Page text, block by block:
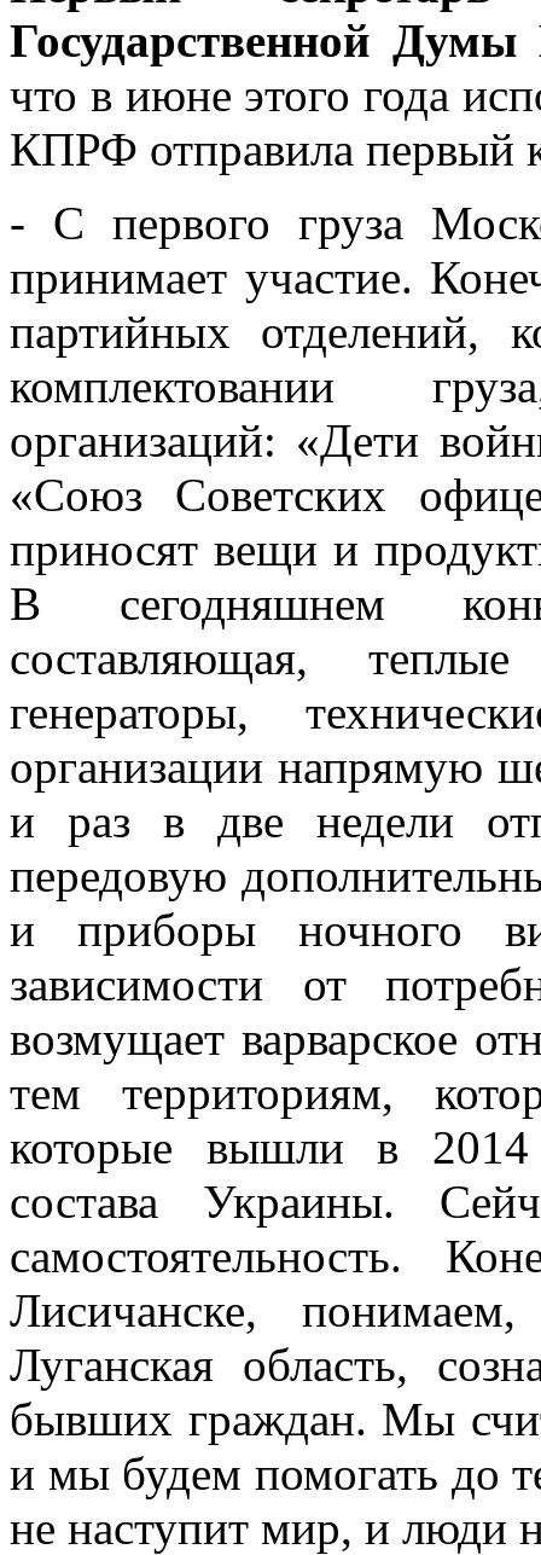
Государственной
что в июне этого года
КПРФ отправила первый
- С первого груза
принимает участие.
партийных отделений,
комплектовании
организаций: «Дети
«Союз Советских
приносят вещи и
В сегодняшнем
составляющая,
генераторы,
организации напрямую
и раз в две недели
передовую
и приборы ночного
зависимости от
возмущает варварское
тем территориям,
которые вышли в 2014
состава Украины.
самостоятельность.
Лисичанске,
Луганская область,
бывших граждан. Мы
и мы будем помогать до
не наступит мир, и люди